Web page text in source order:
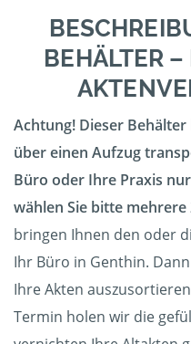
BEHÄLTER
Achtung! Dieser
über einen Aufzug
Büro oder Ihre Praxis
wählen Sie bitte
bringen Ihnen den oder
Ihr Büro in Genthin.
Ihre Akten
Termin holen wir die